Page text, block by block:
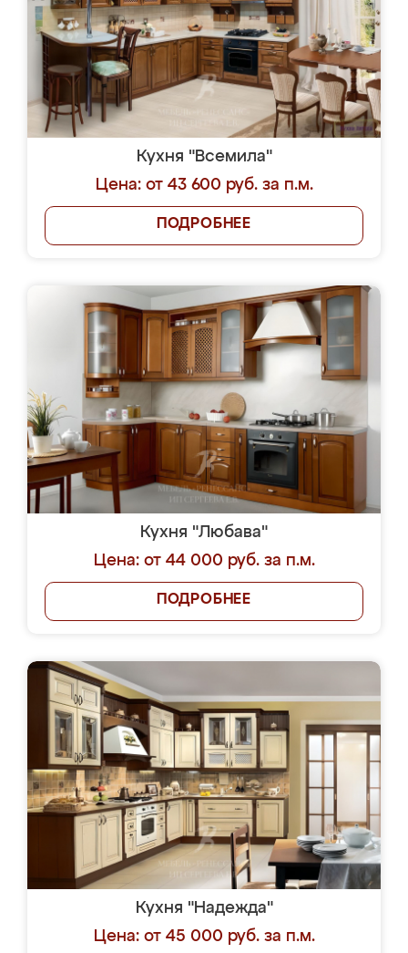
Кухня "Всемила"
Цена: от 43 600 руб. за п.м.
ПОДРОБНЕЕ
Кухня "Любава"
Цена: от 44 000 руб. за п.м.
ПОДРОБНЕЕ
Кухня "Надежда"
Цена: от 45 000 руб. за п.м.